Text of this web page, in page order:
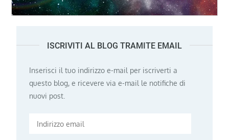
ISCRIVITI AL BLOG TRAMITE EMAIL
Inserisci il tuo indirizzo e-mail per iscriverti a
questo blog, e ricevere via e-mail le notifiche di
nuovi post.
Indirizzo